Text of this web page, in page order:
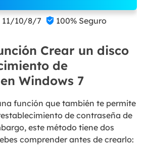
11/10/8/7  100% Seguro
Crear un disco
de
Windows 7
función que también te permite
de contraseña de
este método tiene dos
comprender antes de crearlo: